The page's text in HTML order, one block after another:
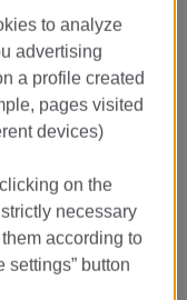
to analyze
advertising
a profile created
pages visited
devices).
on the
necessary
according to
button.